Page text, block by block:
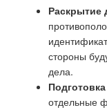
Раскрытие
стороны
дела.
отдельные